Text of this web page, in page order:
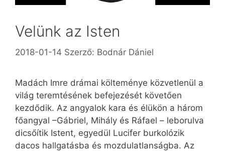
Velünk az Isten
2018-01-14 Szerző: Bodnár Dániel
Madách Imre drámai költeménye közvetlenül a
világ teremtésének befejezését követően
kezdődik. Az angyalok kara és élükön a három
főangyal –Gábriel, Mihály és Ráfael – leborulva
dicsőítik Istent, egyedül Lucifer burkolózik
dacos hallgatásba és mozdulatlanságba. Az